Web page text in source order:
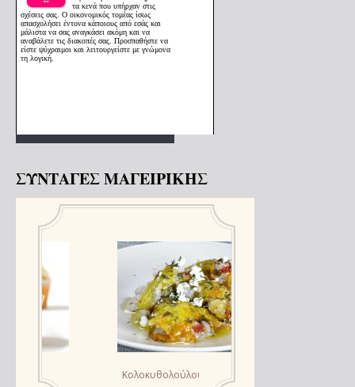
ΣΥΝΤΑΓΕΣ ΜΑΓΕΙΡΙΚΗΣ